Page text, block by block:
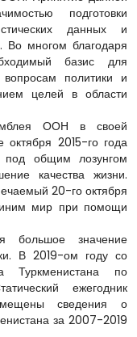
подготовки
данных и
Во многом благодаря
базис для
политики и
целей в области
ООН в своей
2015-го года
под общим лозунгом
качества жизни.
20-го октября
мир при помощи
большое значение
В 2019-ом году со
Туркменистана по
ежегодник
сведения о
за 2007-2019